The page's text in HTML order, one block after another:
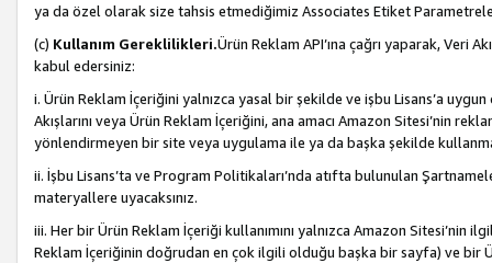
ya da özel olarak size tahsis etmediğimiz Associates Etiket
(c) Kullanım Gereklilikleri.Ürün Reklam API’ına çağrı yaparak, Veri
kabul edersiniz:
i. Ürün Reklam İçeriğini yalnızca yasal bir şekilde ve işbu Lisans’a uygun
Akışlarını veya Ürün Reklam İçeriğini, ana amacı Amazon Sitesi’nin
yönlendirmeyen bir site veya uygulama ile ya da başka şekilde
ii. İşbu Lisans’ta ve Program Politikaları’nda atıfta bulunulan
materyallere uyacaksınız.
iii. Her bir Ürün Reklam İçeriği kullanımını yalnızca Amazon
Reklam İçeriğinin doğrudan en çok ilgili olduğu başka bir sayfa) ve bir